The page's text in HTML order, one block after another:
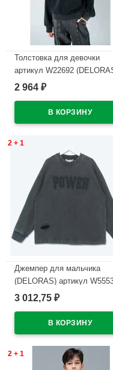
Толстовка для девочки
артикул W22692
размер цвет черный
2 964 ₽
2 + 1
Джемпер для мальчика
(DELORAS) артикул
размер 34/134-44/164 цвет
3 012,75 ₽
2 + 1